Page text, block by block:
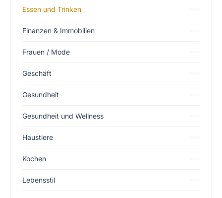
Essen und Trinken
Finanzen & Immobilien
Frauen / Mode
Geschäft
Gesundheit
Gesundheit und Wellness
Haustiere
Kochen
Lebensstil